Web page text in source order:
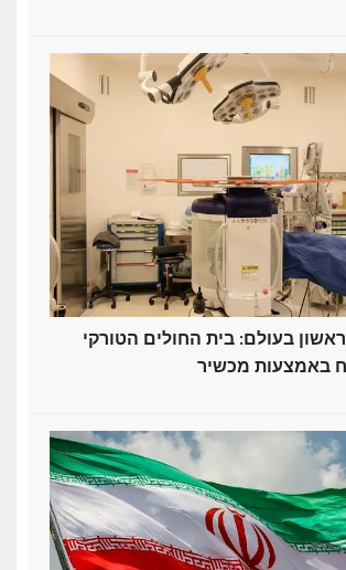
ראשון בעולם: בית החולים הטורקי Güven ביצע